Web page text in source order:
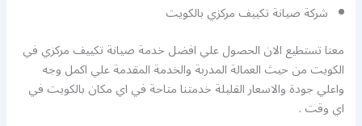
شركة صيانة تكييف مركزي بالكويت
معنا تستطيع الان الحصول علي افضل خدمة صيانة تكييف مركزي في
الكويت من حيث العمالة المدربة والخدمة المقدمة علي اكمل وجه
واعلي جودة والاسعار القليلة خدمتنا متاحة في اي مكان بالكويت في
اي وقت .